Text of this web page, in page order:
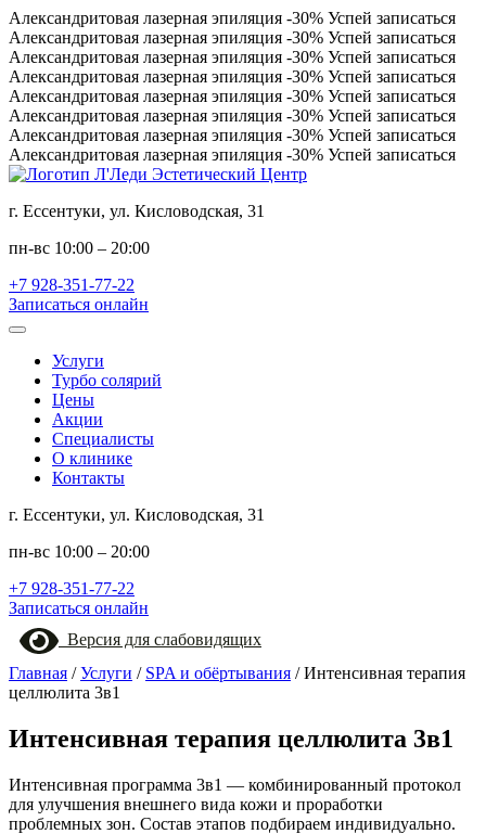
Александритовая лазерная эпиляция -30% Успей записаться
Александритовая лазерная эпиляция -30% Успей записаться
Александритовая лазерная эпиляция -30% Успей записаться
Александритовая лазерная эпиляция -30% Успей записаться
Александритовая лазерная эпиляция -30% Успей записаться
Александритовая лазерная эпиляция -30% Успей записаться
Александритовая лазерная эпиляция -30% Успей записаться
Александритовая лазерная эпиляция -30% Успей записаться
г. Ессентуки, ул. Кисловодская, 31
пн-вс 10:00 – 20:00
+7 928-351-77-22
Записаться онлайн
Услуги
Турбо солярий
Цены
Акции
Специалисты
О клинике
Контакты
г. Ессентуки, ул. Кисловодская, 31
пн-вс 10:00 – 20:00
+7 928-351-77-22
Записаться онлайн
Версия для слабовидящих
Главная /Услуги / SPA и обёртывания /Интенсивная терапия
целлюлита 3в1
Интенсивная терапия целлюлита 3в1
Интенсивная программа 3в1 — комбинированный протокол
для улучшения внешнего вида кожи и проработки
проблемных зон. Состав этапов подбираем индивидуально.